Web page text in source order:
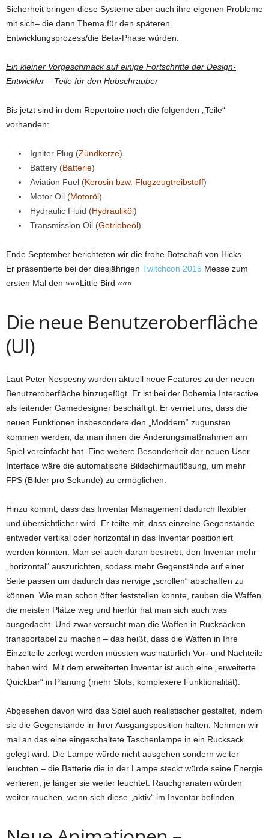
Sicherheit bringen diese Systeme aber auch ihre eigenen Probleme
mit sich– die dann Thema für den späteren
Entwicklungsprozess/die Beta-Phase würden.
Ein kleiner Vorgeschmack auf einige Fortschritte der Design-
Entwickler – Teile für den Hubschrauber
Bis jetzt sind in dem Repertoire noch die folgenden „Teile“
vorhanden:
Igniter Plug (Zündkerze)
Battery (Batterie)
Aviation Fuel (Kerosin bzw. Flugzeugtreibstoff)
Motor Oil (Motoröl)
Hydraulic Fluid (Hydrauliköl)
Transmission Oil (Getriebeöl)
Ende September berichteten wir die frohe Botschaft von Hicks.
Er präsentierte bei der diesjährigen Twitchcon 2015 Messe zum
ersten Mal den »»»Little Bird «««
Die neue Benutzeroberfläche
(UI)
Laut Peter Nespesny wurden aktuell neue Features zu der neuen
Benutzeroberfläche hinzugefügt. Er ist bei der Bohemia Interactive
als leitender Gamedesigner beschäftigt. Er verriet uns, dass die
neuen Funktionen insbesondere den „Moddern“ zugunsten
kommen werden, da man ihnen die Änderungsmaßnahmen am
Spiel vereinfacht hat. Eine weitere Besonderheit der neuen User
Interface wäre die automatische Bildschirmauflösung, um mehr
FPS (Bilder pro Sekunde) zu ermöglichen.
Hinzu kommt, dass das Inventar Management dadurch flexibler
und übersichtlicher wird. Er teilte mit, dass einzelne Gegenstände
entweder vertikal oder horizontal in das Inventar positioniert
werden könnten. Man sei auch daran bestrebt, den Inventar mehr
„horizontal“ auszurichten, sodass mehr Gegenstände auf einer
Seite passen um dadurch das nervige „scrollen“ abschaffen zu
können. Wie man schon öfter feststellen konnte, rauben die Waffen
die meisten Plätze weg und hierfür hat man sich auch was
ausgedacht. Und zwar versucht man die Waffen in Rucksäcken
transportabel zu machen – das heißt, dass die Waffen in Ihre
Einzelteile zerlegt werden müssten was natürlich Vor- und Nachteile
haben wird. Mit dem erweiterten Inventar ist auch eine „erweiterte
Quickbar“ in Planung (mehr Slots, komplexere Funktionalität).
Abgesehen davon wird das Spiel auch realistischer gestaltet, indem
sie die Gegenstände in ihrer Ausgangsposition halten. Nehmen wir
mal an das eine eingeschaltete Taschenlampe in ein Rucksack
gelegt wird. Die Lampe würde nicht ausgehen sondern weiter
leuchten – die Batterie die in der Lampe steckt würde seine Energie
verlieren, je länger sie weiter leuchtet. Rauchgranaten würden
weiter rauchen, wenn sich diese „aktiv“ im Inventar befinden.